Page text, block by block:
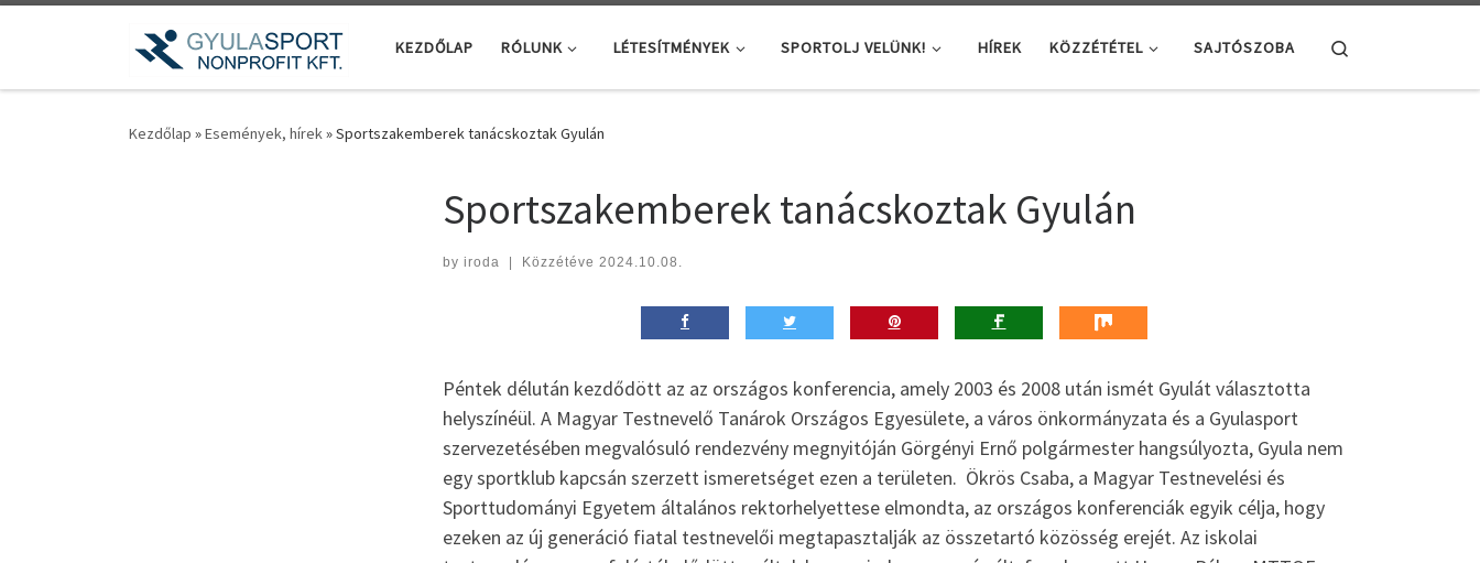
Teljes tartalom megjelenítése
KEZDŐLAP RÓLUNK LÉTESÍTMÉNYEK SPORTOLJ VELÜNK! HÍREK KÖZZÉTÉTEL SAJTÓSZOBA
Kezdőlap »Események, hírek»Sportszakemberek tanácskoztak Gyulán
Sportszakemberek tanácskoztak Gyulán
by iroda | Közzétéve 2024.10.08.
Péntek délután kezdődött az az országos konferencia, amely 2003 és 2008 után ismét Gyulát választotta
helyszínéül. A Magyar Testnevelő Tanárok Országos Egyesülete, a város önkormányzata és a Gyulasport
szervezetésében megvalósuló rendezvény megnyitóján Görgényi Ernő polgármester hangsúlyozta, Gyula nem
egy sportklub kapcsán szerzett ismeretséget ezen a területen. Ökrös Csaba, a Magyar Testnevelési és
Sporttudományi Egyetem általános rektorhelyettese elmondta, az országos konferenciák egyik célja, hogy
ezeken az új generáció fiatal testnevelői megtapasztalják az összetartó közösség erejét. Az iskolai